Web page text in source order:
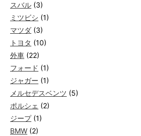
スバル (3)
ミツビシ (1)
マツダ (3)
トヨタ (10)
外車 (22)
フォード (1)
ジャガー (1)
メルセデスベンツ (5)
ポルシェ (2)
ジープ(1)
BMW (2)